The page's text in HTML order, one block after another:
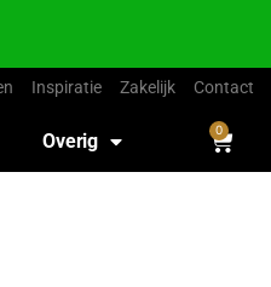
Inspiratie Zakelijk Contact
Overig 0